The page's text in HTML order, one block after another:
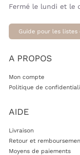
Fermé le lundi et le
Guide pour les listes
A PROPOS
Mon compte
Politique de
AIDE
Livraison
Retour et
Moyens de paiements